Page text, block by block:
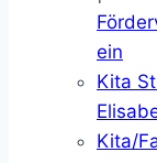
ein
Kita
Kita/